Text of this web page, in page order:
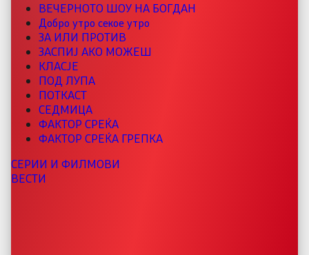
ВЕЧЕРНОТО ШОУ НА БОГДАН
Добро утро секое утро
ЗА ИЛИ ПРОТИВ
ЗАСПИЈ АКО МОЖЕШ
КЛАСЈЕ
ПОД ЛУПА
ПОТКАСТ
СЕДМИЦА
ФАКТОР СРЕЌА
ФАКТОР СРЕЌА ГРЕПКА
СЕРИИ И ФИЛМОВИ
ВЕСТИ